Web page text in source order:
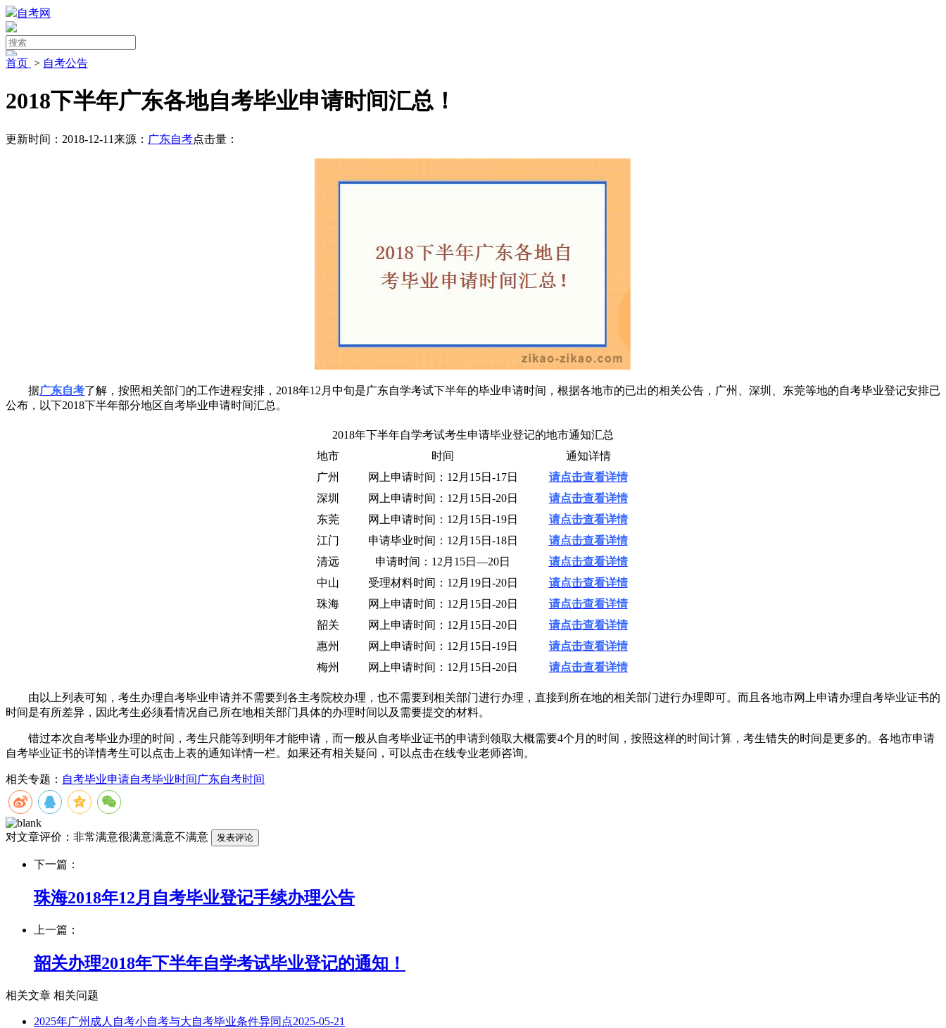
自考网
首页 > 自考公告
2018下半年广东各地自考毕业申请时间汇总！
更新时间：2018-12-11来源： 广东自考点击量：
据广东自考了解，按照相关部门的工作进程安排，2018年12月中旬是广东自学考试下半年的毕业申请时间，根据各地市的已出的相关公告，广州、深圳、东莞等地的自考毕业登记安排已
公布，以下2018下半年部分地区自考毕业申请时间汇总。
2018年下半年自学考试考生申请毕业登记的地市通知汇总
地市
时间
通知详情
广州
网上申请时间：12月15日-17日
请点击查看详情
深圳
网上申请时间：12月15日-20日
请点击查看详情
东莞
网上申请时间：12月15日-19日
请点击查看详情
江门
申请毕业时间：12月15日-18日
请点击查看详情
清远
申请时间：12月15日—20日
请点击查看详情
中山
受理材料时间：12月19日-20日
请点击查看详情
珠海
网上申请时间：12月15日-20日
请点击查看详情
韶关
网上申请时间：12月15日-20日
请点击查看详情
惠州
网上申请时间：12月15日-19日
请点击查看详情
梅州
网上申请时间：12月15日-20日 请点击查看详情
由以上列表可知，考生办理自考毕业申请并不需要到各主考院校办理，也不需要到相关部门进行办理，直接到所在地的相关部门进行办理即可。而且各地市网上申请办理自考毕业证书的
时间是有所差异，因此考生必须看情况自己所在地相关部门具体的办理时间以及需要提交的材料。
错过本次自考毕业办理的时间，考生只能等到明年才能申请，而一般从自考毕业证书的申请到领取大概需要4个月的时间，按照这样的时间计算，考生错失的时间是更多的。各地市申请
自考毕业证书的详情考生可以点击上表的通知详情一栏。如果还有相关疑问，可以点击在线专业老师咨询。
相关专题： 自考毕业申请自考毕业时间 广东自考时间
对文章评价： 非常满意很满意满意不满意
下一篇：
珠海2018年12月自考毕业登记手续办理公告
上一篇：
韶关办理2018年下半年自学考试毕业登记的通知！
相关文章 相关问题
2025年广州成人自考小自考与大自考毕业条件异同点2025-05-21